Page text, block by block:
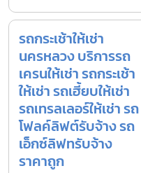
รถกระเช้าให้เช่า
นครหลวง บริการรถ
เครนให้เช่า รถกระเช้า
ให้เช่า รถเฮี้ยบให้เช่า
รถเทรลเลอร์ให้เช่า รถ
โฟลค์ลิฟต์รับจ้าง รถ
เอ็กซ์ลิฟทรับจ้าง
ราคาถูก